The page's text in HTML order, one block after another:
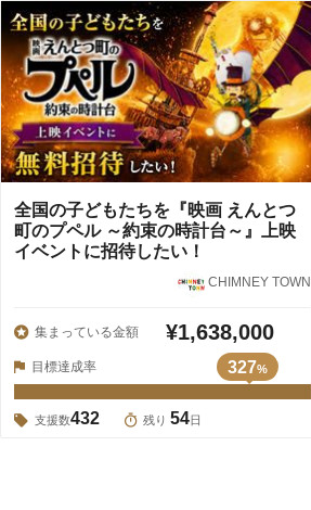
全国の子どもたちを『映画 えんとつ
町のプペル ～約束の時計台～』上映
イベントに招待したい！
CHIMNEY TOWN
集まっている金額 ¥1,638,000
目標達成率 327%
支援数432 残り 54日